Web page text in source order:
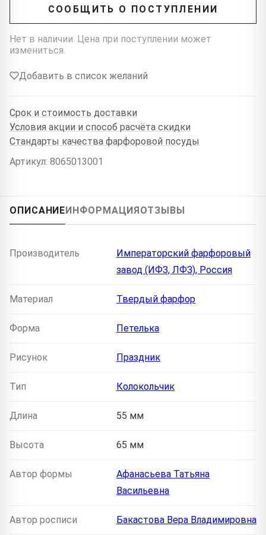
СООБЩИТЬ О ПОСТУПЛЕНИИ
Нет в наличии. Цена при поступлении может
измениться.
Добавить в список желаний
Срок и стоимость доставки
Условия акции и способ расчёта скидки
Стандарты качества фарфоровой посуды
Артикул: 8065013001
ОПИСАНИЕИНФОРМАЦИЯОТЗЫВЫ
Производитель
Императорский фарфоровый
завод (ИФЗ, ЛФЗ), Россия
Материал Твердый фарфор
Форма Петелька
Рисунок Праздник
Тип Колокольчик
Длина 55 мм
Высота 65 мм
Автор формы
Афанасьева Татьяна
Васильевна
Автор росписи Бакастова Вера Владимировна